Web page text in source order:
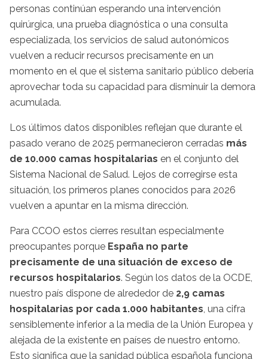
personas continúan esperando una intervención
quirúrgica, una prueba diagnóstica o una consulta
especializada, los servicios de salud autonómicos
vuelven a reducir recursos precisamente en un
momento en el que el sistema sanitario público debería
aprovechar toda su capacidad para disminuir la demora
acumulada.
Los últimos datos disponibles reflejan que durante el
pasado verano de 2025 permanecieron cerradas más
de 10.000 camas hospitalarias en el conjunto del
Sistema Nacional de Salud. Lejos de corregirse esta
situación, los primeros planes conocidos para 2026
vuelven a apuntar en la misma dirección.
Para CCOO estos cierres resultan especialmente
preocupantes porque España no parte
precisamente de una situación de exceso de
recursos hospitalarios. Según los datos de la OCDE,
nuestro país dispone de alrededor de 2,9 camas
hospitalarias por cada 1.000 habitantes, una cifra
sensiblemente inferior a la media de la Unión Europea y
alejada de la existente en países de nuestro entorno.
Esto significa que la sanidad pública española funciona